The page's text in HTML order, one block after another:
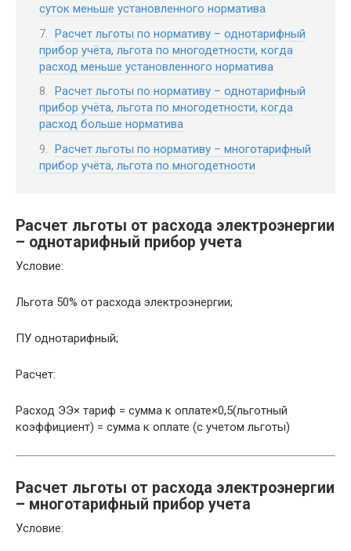
суток меньше установленного норматива
Расчет льготы по нормативу – однотарифный
прибор учёта, льгота по многодетности, когда
расход меньше установленного норматива
Расчет льготы по нормативу – однотарифный
прибор учёта, льгота по многодетности, когда
расход больше норматива
Расчет льготы по нормативу – многотарифный
прибор учёта, льгота по многодетности
Расчет льготы от расхода электроэнергии
– однотарифный прибор учета
Условие:
Льгота 50% от расхода электроэнергии;
ПУ однотарифный;
Расчет:
Расход ЭЭ× тариф = сумма к оплате×0,5(льготный
коэффициент) = сумма к оплате (с учетом льготы)
Расчет льготы от расхода электроэнергии
– многотарифный прибор учета
Условие: